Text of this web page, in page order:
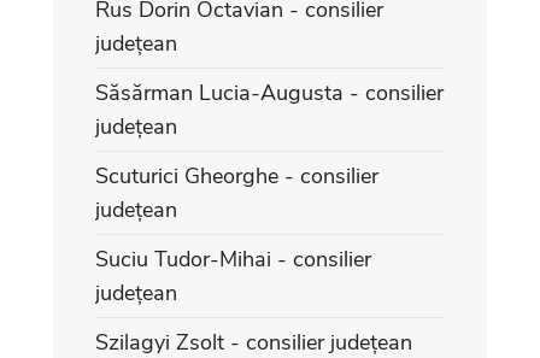
Rus Dorin Octavian - consilier
județean
Săsărman Lucia-Augusta - consilier
județean
Scuturici Gheorghe - consilier
județean
Suciu Tudor-Mihai - consilier
județean
Szilagyi Zsolt - consilier județean